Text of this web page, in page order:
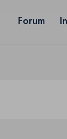
Forum